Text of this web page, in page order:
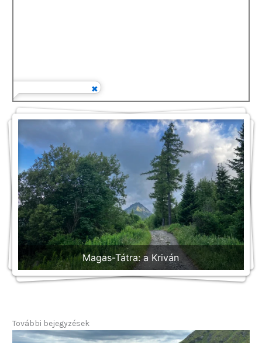
Magas-Tátra: a Kriván
Kriván
Kriván
További bejegyzések